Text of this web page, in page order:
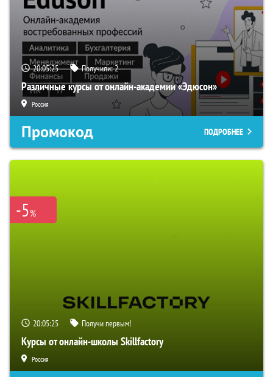
20:05:24 Получили:2
Различные курсы от онлайн-академии «Эдюсон»
Россия
Промокод ПОДРОБНЕЕ
-5%
20:05:24 Получи первым!
Курсы от онлайн-школы Skillfactory
Россия